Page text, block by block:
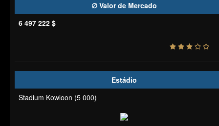
∅ Valor de Mercado
6 497 222 $
Estádio
Stadium Kowloon (5 000)